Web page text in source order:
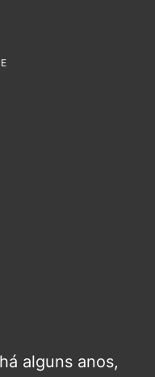
alguns anos,